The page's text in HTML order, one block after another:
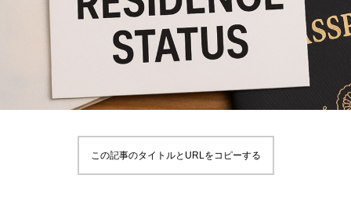
この記事のタイトルとURLをコピーする